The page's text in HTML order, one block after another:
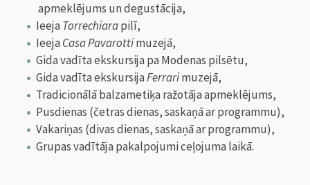
apmeklējums un degustācija,
IeejaTorrechiarapilī,
IeejaCasa Pavarottimuzejā,
Gida vadīta ekskursija pa Modenas pilsētu,
Gida vadīta ekskursijaFerrarimuzejā,
Tradicionālā balzametiķa ražotāja apmeklējums,
Pusdienas (četras dienas, saskaņā ar programmu),
Vakariņas (divas dienas, saskaņā ar programmu),
Grupas vadītāja pakalpojumi ceļojuma laikā.